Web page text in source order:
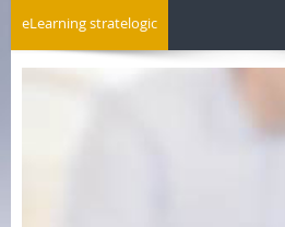
eLearning stratelogic